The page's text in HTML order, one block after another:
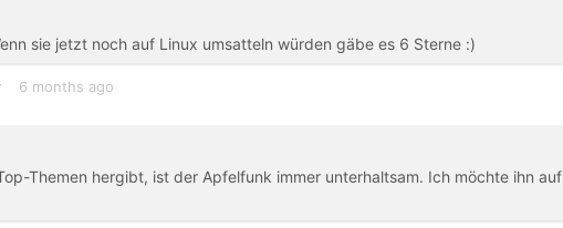
sie jetzt noch auf Linux umsatteln würden gäbe es 6 Sterne :)
6 months ago
Themen hergibt, ist der Apfelfunk immer unterhaltsam. Ich möchte ihn auf